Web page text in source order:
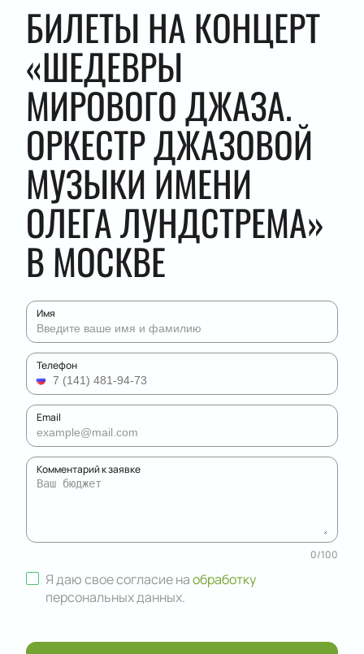
БИЛЕТЫ НА КОНЦЕРТ
«ШЕДЕВРЫ
МИРОВОГО ДЖАЗА.
ОРКЕСТР ДЖАЗОВОЙ
МУЗЫКИ ИМЕНИ
ОЛЕГА ЛУНДСТРЕМА»
В МОСКВЕ
Имя
Телефон
Email
Комментарий к заявке
0/100
Я даю свое согласие наобработку
персональных данных.